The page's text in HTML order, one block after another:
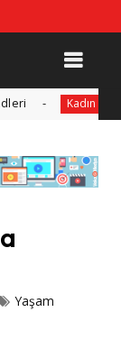
Kadın Her yıl
Yaşam